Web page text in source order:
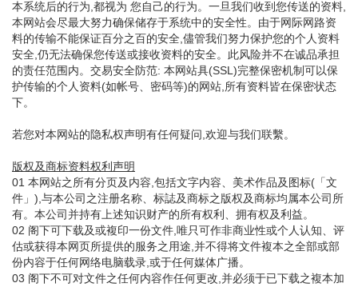
本系统后的行为,都视为 您自己的行为。一旦我们收到您传送的资料,
本网站会尽最大努力确保储存于系统中的安全性。由于网际网路资
料的传输不能保证百分之百的安全,儘管我们努力保护您的个人资料
安全,仍无法确保您传送或接收资料的安全。此风险并不在诚品承担
的责任范围内。交易安全防范: 本网站具(SSL)完整保密机制可以保
护传输的个人资料(如帐号、密码等)的网站,所有资料皆在保密状态
下。
若您对本网站的隐私权声明有任何疑问,欢迎与我们联繫。
版权及商标资料权利声明
01 本网站之所有分页及内容,包括文字内容、美术作品及图标(「文
件」),与本公司之注册名称、标誌及商标之版权及商标均属本公司所
有。本公司并持有上述知识财产的所有权利、拥有权及利益。
02 阁下可下载及或複印一份文件,唯只可作非商业性或个人认知、评
估或获得本网页所提供的服务之用途,并不得将文件複本之全部或部
份内容于任何网络电脑载录,或于任何媒体广播。
03 阁下不可对文件之任何内容作任何更改,并必须于已下载之複本加